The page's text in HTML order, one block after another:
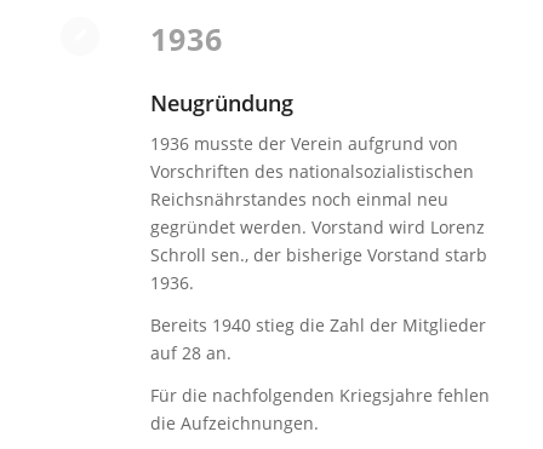
1936
Neugründung
1936 musste der Verein aufgrund von
Vorschriften des nationalsozialistischen
Reichsnährstandes noch einmal neu
gegründet werden. Vorstand wird Lorenz
Schroll sen., der bisherige Vorstand starb
1936.
Bereits 1940 stieg die Zahl der Mitglieder
auf 28 an.
Für die nachfolgenden Kriegsjahre fehlen
die Aufzeichnungen.